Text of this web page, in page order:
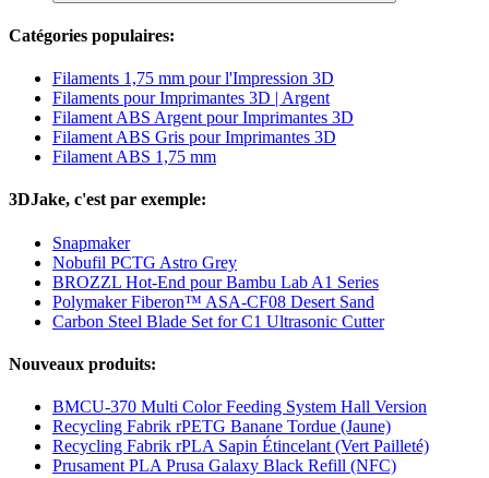
Catégories populaires:
Filaments 1,75 mm pour l'Impression 3D
Filaments pour Imprimantes 3D | Argent
Filament ABS Argent pour Imprimantes 3D
Filament ABS Gris pour Imprimantes 3D
Filament ABS 1,75 mm
3DJake, c'est par exemple:
Snapmaker
Nobufil PCTG Astro Grey
BROZZL Hot-End pour Bambu Lab A1 Series
Polymaker Fiberon™ ASA-CF08 Desert Sand
Carbon Steel Blade Set for C1 Ultrasonic Cutter
Nouveaux produits:
BMCU-370 Multi Color Feeding System Hall Version
Recycling Fabrik rPETG Banane Tordue (Jaune)
Recycling Fabrik rPLA Sapin Étincelant (Vert Pailleté)
Prusament PLA Prusa Galaxy Black Refill (NFC)